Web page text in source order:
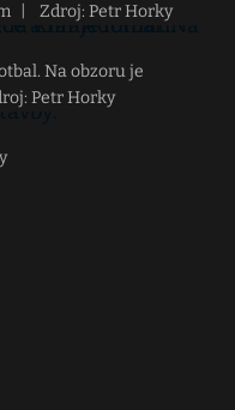
Zdroj: Petr Horky
Na obzoru je
Petr Horky